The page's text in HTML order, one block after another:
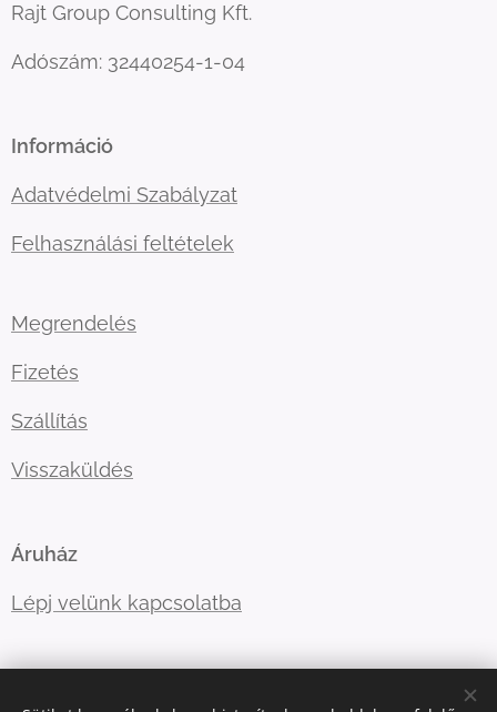
Rajt Group Consulting Kft.
Adószám: 32440254-1-04
Információ
Adatvédelmi Szabályzat
Felhasználási feltételek
Megrendelés
Fizetés
Szállítás
Visszaküldés
Áruház
Lépj velünk kapcsolatba
ugyfelszolgalat@kellegyjopolo.hu